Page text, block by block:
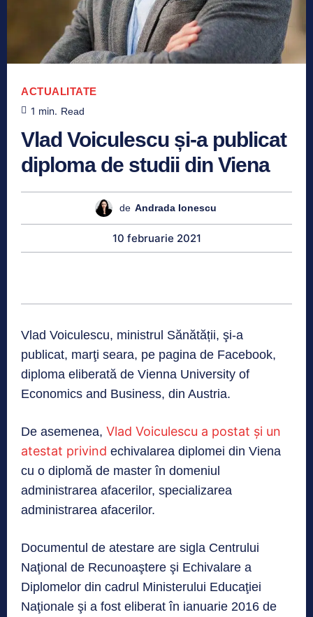
ACTUALITATE
1 min. Read
Vlad Voiculescu și-a publicat
diploma de studii din Viena
de Andrada Ionescu
10 februarie 2021
Vlad Voiculescu, ministrul Sănătății, şi-a
publicat, marţi seara, pe pagina de Facebook,
diploma eliberată de Vienna University of
Economics and Business, din Austria.
De asemenea, Vlad Voiculescu a postat și un
atestat privind echivalarea diplomei din Viena
cu o diplomă de master în domeniul
administrarea afacerilor, specializarea
administrarea afacerilor.
Documentul de atestare are sigla Centrului
Naţional de Recunoaştere şi Echivalare a
Diplomelor din cadrul Ministerului Educaţiei
Naţionale şi a fost eliberat în ianuarie 2016 de